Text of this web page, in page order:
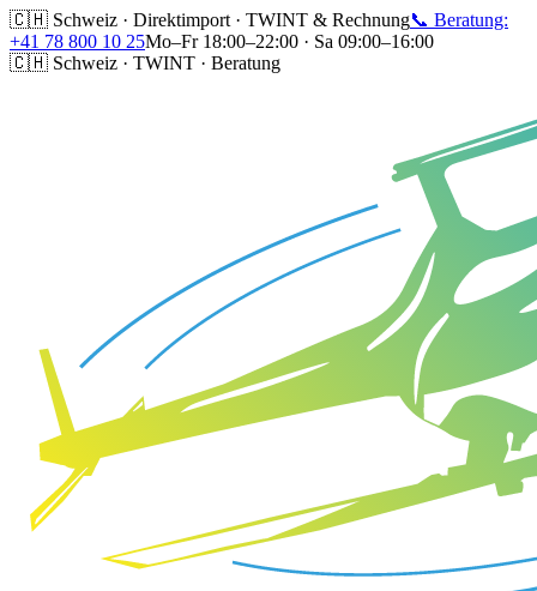
🇨🇭 Schweiz · Direktimport · TWINT & Rechnung📞 Beratung:
+41 78 800 10 25Mo–Fr 18:00–22:00 · Sa 09:00–16:00
🇨🇭 Schweiz · TWINT · Beratung